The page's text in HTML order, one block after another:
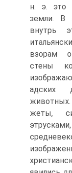
н. э. это
земли. В
внутрь
взорам
стены
адских
жеты,